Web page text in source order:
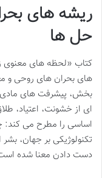
ریشه های
حل ها
کتاب «لحظه های معنوی
های بحران های روحی و
بخش، پیشرفت های مادی
ای از خشونت، اعتیاد،
اساسی را مطرح می کند:
تکنولوژیکی بر جهان، بشر
دست دادن معنا شده